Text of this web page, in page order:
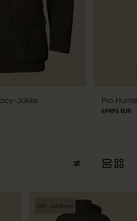
Jakke Pro
499.95 EUR
40Y Jubileum